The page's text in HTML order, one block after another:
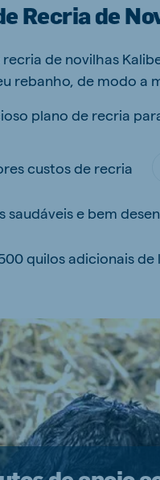
Recria de
de novilhas
rebanho, de modo a
plano de recria
custos de recria
saudáveis e bem
quilos adicionais